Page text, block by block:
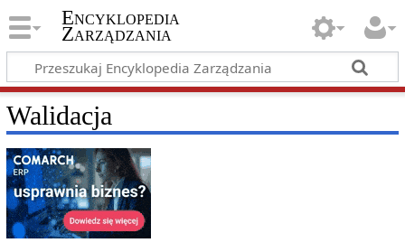
Encyklopedia
Zarządzania
Walidacja